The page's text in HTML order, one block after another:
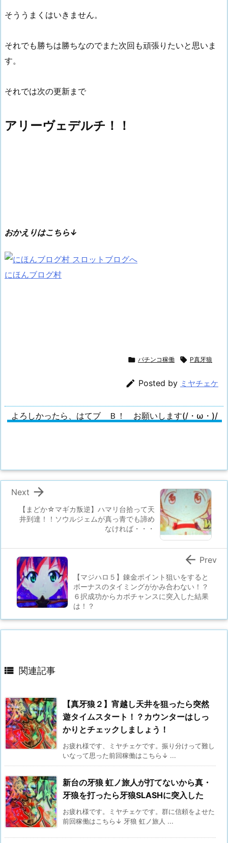
そううまくはいきません。
それでも勝ちは勝ちなのでまた次回も頑張りたいと思いま
す。
それでは次の更新まで
アリーヴェデルチ！！
おかえりはこちら↓
にほんブログ村
 パチンコ稼働  P真牙狼
 Posted by ミヤチェケ
よろしかったら、はてブ Ｂ！ お願いします(/・ω・)/
【まどか☆マギカ叛逆】ハマリ台拾って天
井到達！！ソウルジェムが真っ青でも諦め
なければ・・・

Next
【マジハロ５】錬金ポイント狙いをすると
ボーナスのタイミングがかみ合わない！？
６択成功からカボチャンスに突入した結果
は！？
 Prev
 関連記事
【真牙狼２】宵越し天井を狙ったら突然
遊タイムスタート！？カウンターはしっ
かりとチェックしましょう！
お疲れ様です、ミヤチェケです。振り分けって難し
いなって思った前回稼働はこちら↓ ...
新台の牙狼 虹ノ旅人が打てないから真・
牙狼を打ったら牙狼SLASHに突入した
お疲れ様です。ミヤチェケです。群に信頼をよせた
前回稼働はこちら↓ 牙狼 虹ノ旅人 ...